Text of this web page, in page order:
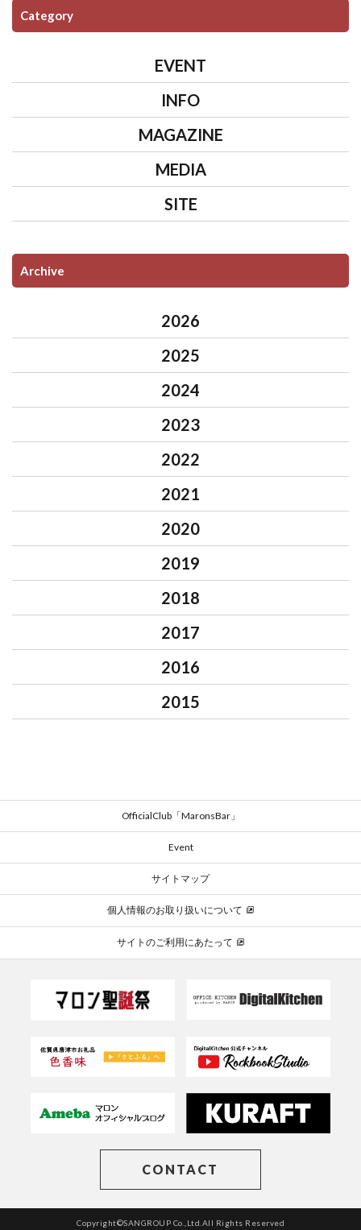
Category
EVENT
INFO
MAGAZINE
MEDIA
SITE
Archive
2026
2025
2024
2023
2022
2021
2020
2019
2018
2017
2016
2015
OfficialClub「MaronsBar」
Event
サイトマップ
個人情報のお取り扱いについて
サイトのご利用にあたって
CONTACT
Copyright©SANGROUP Co.,Ltd.All Rights Reserved